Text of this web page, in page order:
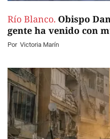
Río Blanco. Obispo
gente ha venido con
Por Victoria Marín